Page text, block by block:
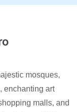
mosques,
enchanting art
malls, and